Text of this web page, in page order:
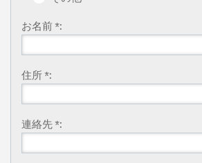
お名前 *:
住所 *:
連絡先 *: